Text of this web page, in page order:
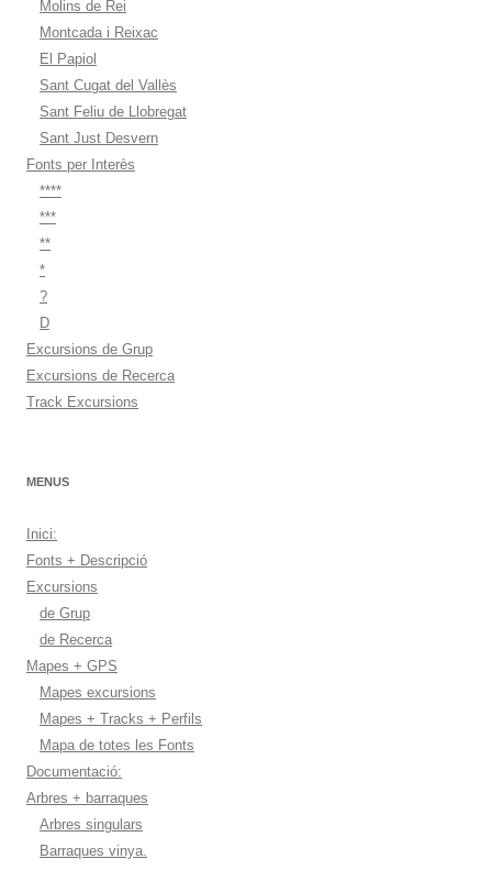
Molins de Rei
Montcada i Reixac
El Papiol
Sant Cugat del Vallès
Sant Feliu de Llobregat
Sant Just Desvern
Fonts per Interès
****
***
**
*
?
D
Excursions de Grup
Excursions de Recerca
Track Excursions
MENUS
Inici:
Fonts + Descripció
Excursions
de Grup
de Recerca
Mapes + GPS
Mapes excursions
Mapes + Tracks + Perfils
Mapa de totes les Fonts
Documentació:
Arbres + barraques
Arbres singulars
Barraques vinya.